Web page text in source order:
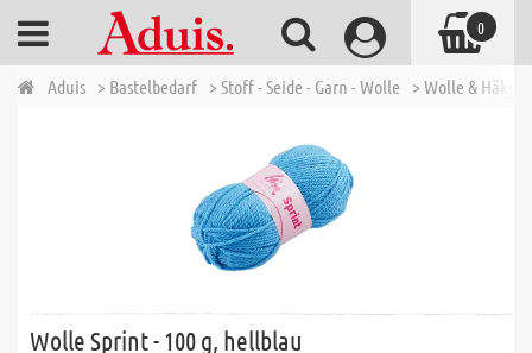
Aduis > Bastelbedarf > Stoff - Seide - Garn - Wolle > Wolle &
Wolle Sprint - 100 g, hellblau
0